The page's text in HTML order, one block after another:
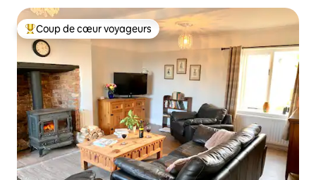
Coups de cœur voyageurs les plus appréciés
Coup de cœur voyageurs